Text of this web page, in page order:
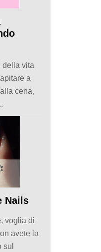
della vita
a
cena,
Nails
voglia di
avete la
sul